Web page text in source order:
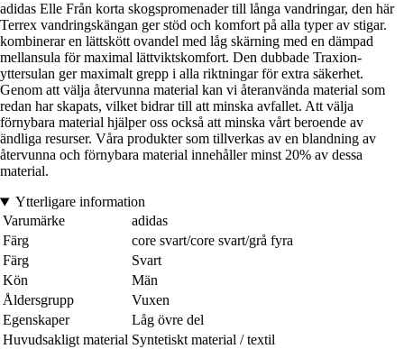
adidas Elle Från korta skogspromenader till långa vandringar, den här
Terrex vandringskängan ger stöd och komfort på alla typer av stigar.
kombinerar en lättskött ovandel med låg skärning med en dämpad
mellansula för maximal lättviktskomfort. Den dubbade Traxion-
yttersulan ger maximalt grepp i alla riktningar för extra säkerhet.
Genom att välja återvunna material kan vi återanvända material som
redan har skapats, vilket bidrar till att minska avfallet. Att välja
förnybara material hjälper oss också att minska vårt beroende av
ändliga resurser. Våra produkter som tillverkas av en blandning av
återvunna och förnybara material innehåller minst 20% av dessa
material.
Ytterligare information
Varumärke
adidas
Färg
core svart/core svart/grå fyra
Färg
Svart
Kön
Män
Åldersgrupp
Vuxen
Egenskaper
Låg övre del
Huvudsakligt material Syntetiskt material / textil